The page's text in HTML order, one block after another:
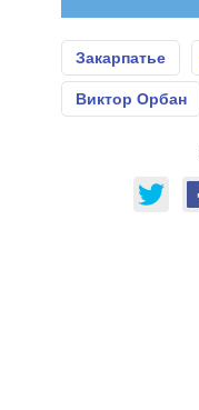
Закарпатье
Виктор Орбан